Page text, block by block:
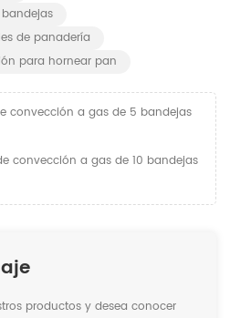
de panadería
para hornear pan
convección a gas de 5 bandejas
convección a gas de 10 bandejas
productos y desea conocer